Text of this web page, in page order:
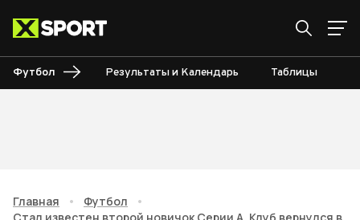
Футбол Результаты и Календарь Таблицы
Главная • Футбол
•